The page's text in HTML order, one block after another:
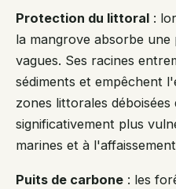
Protection du littoral :
la mangrove absorbe une
vagues. Ses racines
sédiments et empêchent
zones littorales
significativement plus
marines et à
Puits de carbone : les